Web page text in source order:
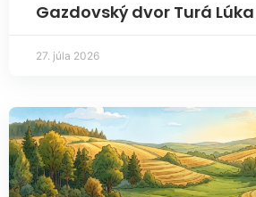
Gazdovský dvor Turá
27. júla 2026